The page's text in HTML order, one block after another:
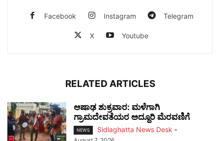
Facebook Instagram Telegram
X Youtube
RELATED ARTICLES
ಆಷಾಢ ಶುಕ್ರವಾರ: ಮಳೆಗಾಗಿ
ಗ್ರಾಮದೇವತೆಯರ ಅದ್ದೂರಿ ಮೆರವಣಿಗೆ
NEWS Sidlaghatta News Desk -